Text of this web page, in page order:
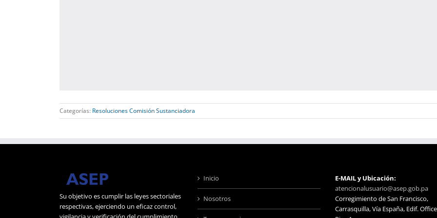
Categorías: Resoluciones Comisión Sustanciadora
Su objetivo es cumplir las leyes sectoriales
respectivas, ejerciendo un eficaz control,
Inicio
Nosotros
E-MAIL y Ubicación:
atencionalusuario@asep.gob.pa
Corregimiento de San Francisco,
Carrasquilla, Vía España, Edif.